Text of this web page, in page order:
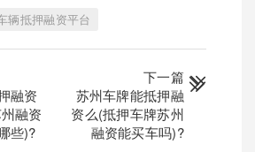
辆抵押融资平台
融资
融资
些)?
下一篇
苏州车牌能抵押融
资么(抵押车牌苏州
融资能买车吗)?